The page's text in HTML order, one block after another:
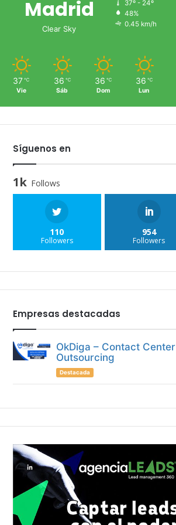
Madrid
Clear Sky
37º - 24º
48%
0.45 km/h
37 ℃
Vie
36 ℃
Sáb
36 ℃
Dom
36 ℃
Lun
Síguenos en
1k Follows
110
Followers
954
Followers
Empresas destacadas
OkDiga – Contact Center
Outsourcing
Destacada